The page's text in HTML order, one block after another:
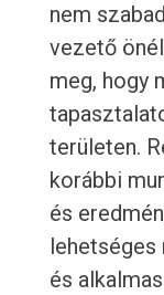
nem
vezető
meg, hogy
területen.
korábbi
és
lehetséges
és